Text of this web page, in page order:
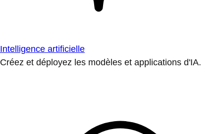
Intelligence artificielle
Créez et déployez les modèles et applications d'IA.